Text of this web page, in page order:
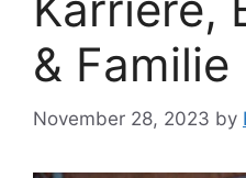
& Familie
November 28, 2023 by